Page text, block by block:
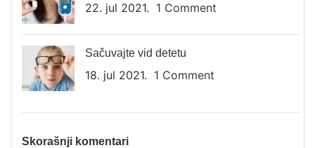
22. jul 2021. 1 Comment
Sačuvajte vid detetu
18. jul 2021. 1 Comment
Skorašnji komentari